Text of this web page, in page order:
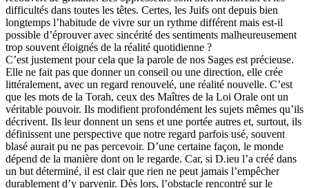
difficultés dans toutes les têtes. Certes, les Juifs ont depuis bien
longtemps l’habitude de vivre sur un rythme différent mais est-il
possible d’éprouver avec sincérité des sentiments malheureusement
trop souvent éloignés de la réalité quotidienne ?
C’est justement pour cela que la parole de nos Sages est précieuse.
Elle ne fait pas que donner un conseil ou une direction, elle crée
littéralement, avec un regard renouvelé, une réalité nouvelle. C’est
que les mots de la Torah, ceux des Maîtres de la Loi Orale ont un
véritable pouvoir. Ils modifient profondément les sujets mêmes qu’ils
décrivent. Ils leur donnent un sens et une portée autres et, surtout, ils
définissent une perspective que notre regard parfois usé, souvent
blasé aurait pu ne pas percevoir. D’une certaine façon, le monde
dépend de la manière dont on le regarde. Car, si D.ieu l’a créé dans
un but déterminé, il est clair que rien ne peut jamais l’empêcher
durablement d’y parvenir. Dès lors, l’obstacle rencontré sur le